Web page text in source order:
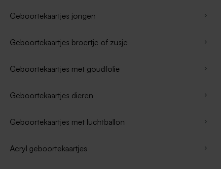
Geboortekaartjes jongen
Geboortekaartjes broertje of zusje
Geboortekaartjes met goudfolie
Geboortekaartjes dieren
Geboortekaartjes met luchtballon
Acryl geboortekaartjes